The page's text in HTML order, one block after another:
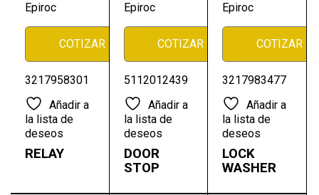
Epiroc
COTIZAR
3217958301
Añadir a
la lista de
deseos
RELAY
Epiroc
COTIZAR
5112012439
Añadir a
la lista de
deseos
DOOR
STOP
Epiroc
COTIZAR
3217983477
Añadir a
la lista de
deseos
LOCK
WASHER